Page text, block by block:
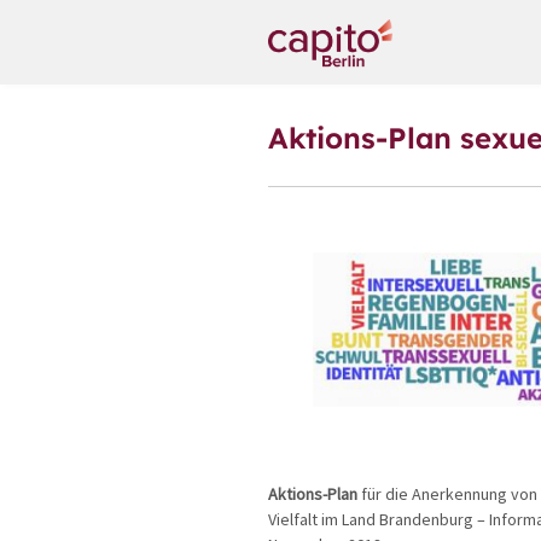
Aktions-Plan
Aktions-Plan für die Anerkennung
Vielfalt im Land Brandenburg –